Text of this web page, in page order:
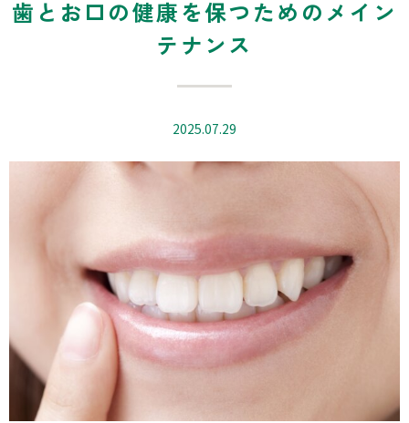
歯とお口の健康を保つためのメイン
テナンス
2025.07.29